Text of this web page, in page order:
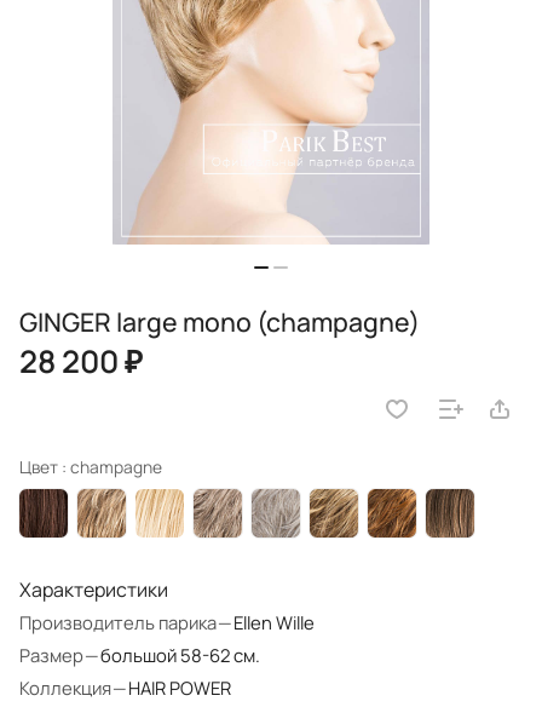
GINGER large mono (champagne)
28 200 ₽
Цвет : champagne
Характеристики
Производитель парика—Ellen Wille
Размер—большой 58-62 см.
Коллекция—HAIR POWER